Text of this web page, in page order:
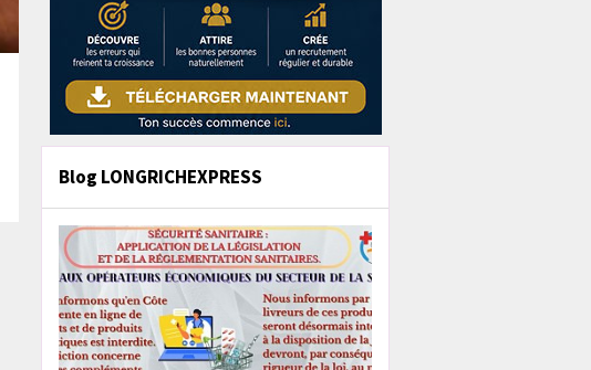
Blog LONGRICHEXPRESS